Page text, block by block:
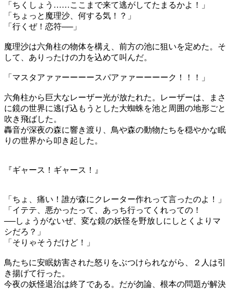
「ちくしょう……ここまで来て逃がしてたまるかよ！」
「ちょっと魔理沙、何する気！？」
「行くぜ！恋符──」
魔理沙は六角柱の物体を構え、前方の池に狙いを定めた。そ
して、ありったけの力を込めて叫んだ。
「マスタアァァーーーースパアァァーーーーク！！！」
六角柱から巨大なレーザー光が放たれた。レーザーは、まさ
に鏡の世界に逃げ込もうとした大蜘蛛を池と周囲の地形ごと
吹き飛ばした。
轟音が深夜の森に響き渡り、鳥や森の動物たちを穏やかな眠
りの世界から叩き起した。
『ギャース！ギャース！』
「ちょ、痛い！誰が森にクレーター作れって言ったのよ！」
「イテテ、悪かったって、あっち行ってくれっての！
──しょうがないぜ、変な鏡の妖怪を野放しにしとくよりマ
シだろ？」
「そりゃそうだけど！」
鳥たちに安眠妨害された怒りをぶつけられながら、２人は引
き揚げて行った。
今夜の妖怪退治は終了である。だが勿論、根本の問題が解決